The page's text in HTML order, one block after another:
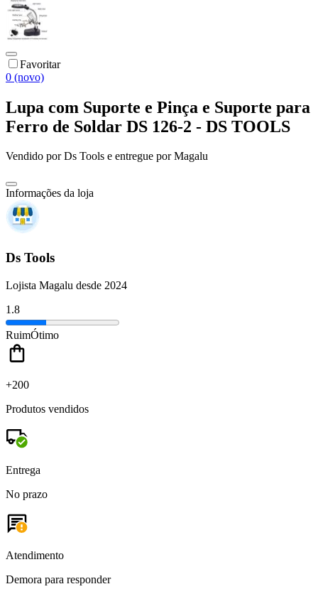
Favoritar
0 (novo)
Lupa com Suporte e Pinça e Suporte para
Ferro de Soldar DS 126-2 - DS TOOLS
Vendido porDs Tools e entregue por Magalu
Informações da loja
Ds Tools
Lojista Magalu desde 2024
1.8
RuimÓtimo
+200
Produtos vendidos
Entrega
No prazo
Atendimento
Demora para responder